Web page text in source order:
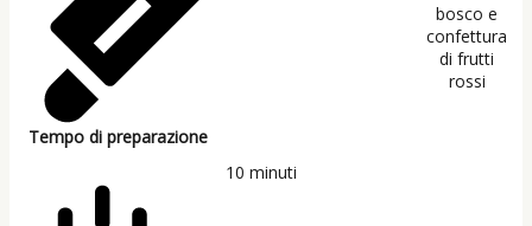
Tempo di preparazione
10 minuti